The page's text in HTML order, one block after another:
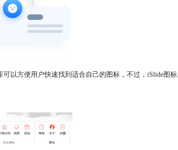
以方便用户快速找到适合自己的图标，不过，iSlide图